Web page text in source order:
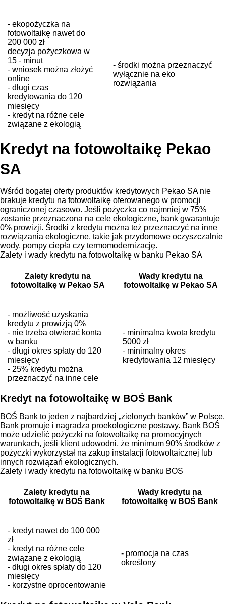
- ekopożyczka na
fotowoltaikę nawet do
200 000 zł
decyzja pożyczkowa w
15 - minut
- wniosek można złożyć
online
- długi czas
kredytowania do 120
miesięcy
- kredyt na różne cele
związane z ekologią
- środki można przeznaczyć
wyłącznie na eko
rozwiązania
Kredyt na fotowoltaikę Pekao
SA
Wśród bogatej oferty produktów kredytowych Pekao SA nie
brakuje kredytu na fotowoltaikę oferowanego w promocji
ograniczonej czasowo. Jeśli pożyczka co najmniej w 75%
zostanie przeznaczona na cele ekologiczne, bank gwarantuje
0% prowizji. Środki z kredytu można też przeznaczyć na inne
rozwiązania ekologiczne, takie jak przydomowe oczyszczalnie
wody, pompy ciepła czy termomodernizację.
Zalety i wady kredytu na fotowoltaikę w banku Pekao SA
Zalety kredytu na
fotowoltaikę w Pekao SA
Wady kredytu na
fotowoltaikę w Pekao SA
- możliwość uzyskania
kredytu z prowizją 0%
- nie trzeba otwierać konta
w banku
- długi okres spłaty do 120
miesięcy
- 25% kredytu można
przeznaczyć na inne cele
- minimalna kwota kredytu
5000 zł
- minimalny okres
kredytowania 12 miesięcy
Kredyt na fotowoltaikę w BOŚ Bank
BOŚ Bank to jeden z najbardziej „zielonych banków” w Polsce.
Bank promuje i nagradza proekologiczne postawy. Bank BOŚ
może udzielić pożyczki na fotowoltaikę na promocyjnych
warunkach, jeśli klient udowodni, że minimum 90% środków z
pożyczki wykorzystał na zakup instalacji fotowoltaicznej lub
innych rozwiązań ekologicznych.
Zalety i wady kredytu na fotowoltaikę w banku BOŚ
Zalety kredytu na
fotowoltaikę w BOŚ Bank
Wady kredytu na
fotowoltaikę w BOŚ Bank
- kredyt nawet do 100 000
zł
- kredyt na różne cele
związane z ekologią
- długi okres spłaty do 120
miesięcy
- korzystne oprocentowanie
- promocja na czas
określony